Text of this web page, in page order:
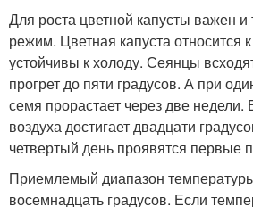
Для роста цветной капусты важен
режим. Цветная капуста относится
устойчивы к холоду. Сеянцы
прогрет до пяти градусов. А при
семя прорастает через две
воздуха достигает двадцати
четвертый день проявятся первые
Приемлемый диапазон
восемнадцать градусов. Если